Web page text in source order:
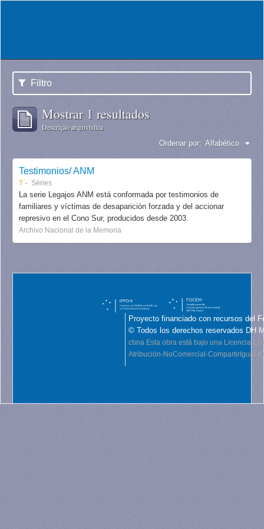
Filtro
Mostrar 1 resultados
Descrição arquivística
Ordenar por: Alfabético
Testimonios/ ANM
T Séries
La serie Legajos ANM está conformada por testimonios de
familiares y víctimas de desaparición forzada y del accionar
represivo en el Cono Sur, producidos desde 2003.
Archivo Nacional de la Memoria
Proyecto financiado con recursos del
© Todos los derechos reservados DH
cbna Esta obra está bajo una Licencia
Atribución-NoComercial-CompartirIgual